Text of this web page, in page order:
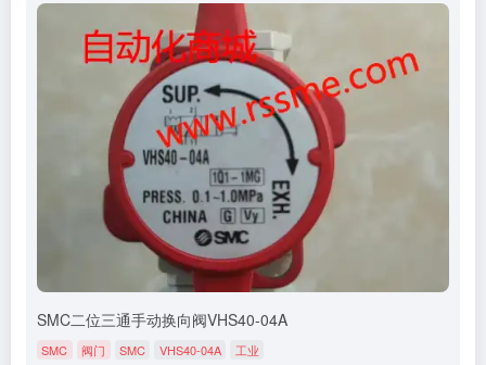
SMC二位三通手动换向阀VHS40-04A
SMC 阀门 SMC VHS40-04A 工业